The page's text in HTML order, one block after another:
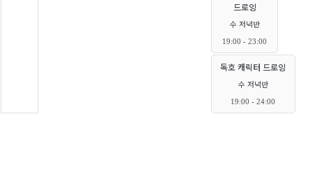
드로잉
수 저녁반
19:00 - 23:00
독호 캐릭터 드로잉
수 저녁반
19:00 - 24:00